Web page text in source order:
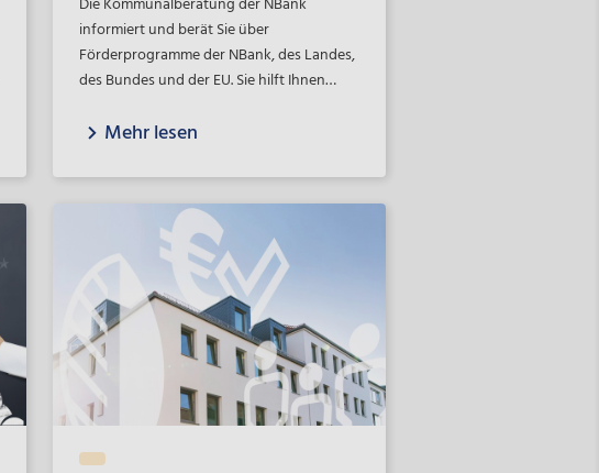
Die Kommunalberatung der NBank
informiert und berät Sie über
Förderprogramme der NBank, des Landes,
des Bundes und der EU. Sie hilft Ihnen
finden, die optimal auf Ihre Projekte
vielfältigen Unterstützungsangebote der
Mehr lesen